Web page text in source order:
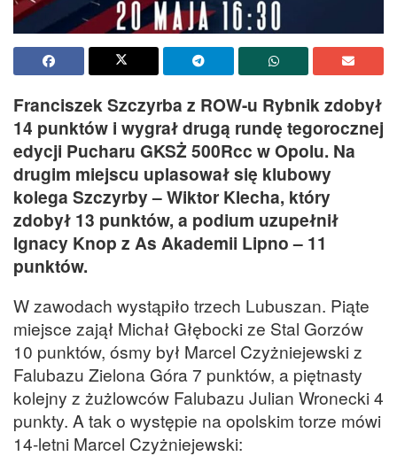
Franciszek Szczyrba z ROW-u Rybnik zdobył
14 punktów i wygrał drugą rundę tegorocznej
edycji Pucharu GKSŻ 500Rcc w Opolu. Na
drugim miejscu uplasował się klubowy
kolega Szczyrby – Wiktor Klecha, który
zdobył 13 punktów, a podium uzupełnił
Ignacy Knop z As Akademii Lipno – 11
punktów.
W zawodach wystąpiło trzech Lubuszan. Piąte
miejsce zajął Michał Głębocki ze Stal Gorzów
10 punktów, ósmy był Marcel Czyżniejewski z
Falubazu Zielona Góra 7 punktów, a piętnasty
kolejny z żużlowców Falubazu Julian Wronecki 4
punkty. A tak o występie na opolskim torze mówi
14-letni Marcel Czyżniejewski: